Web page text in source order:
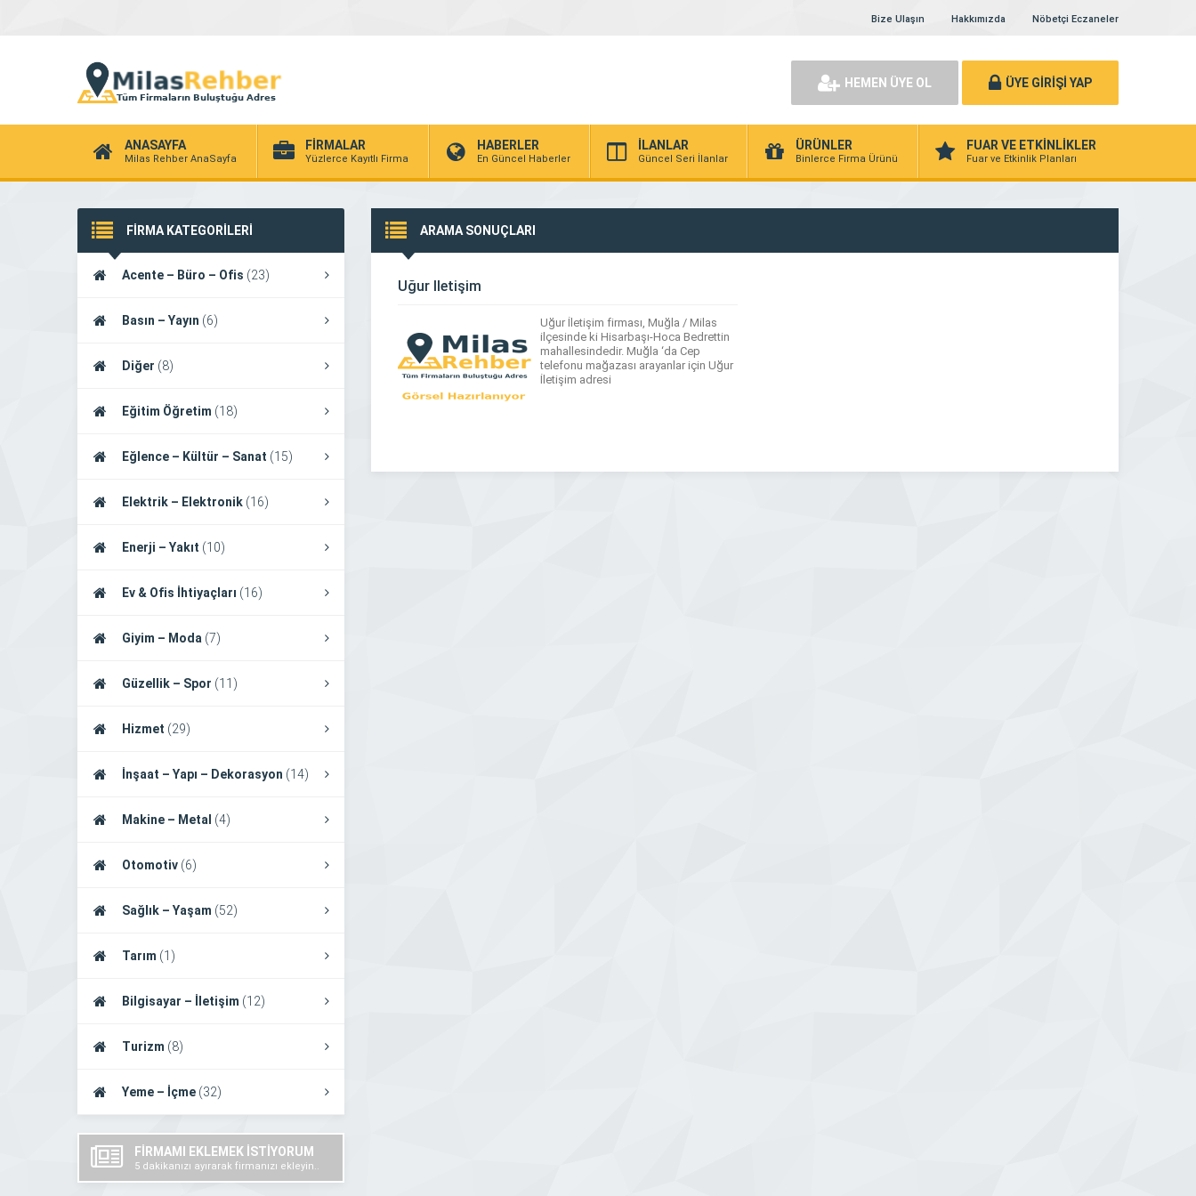
Bize Ulaşın Hakkımızda Nöbetçi Eczaneler
HEMEN ÜYE OL ÜYE GİRİŞİ YAP
ANASAYFA
Milas Rehber AnaSayfa
FİRMALAR
Yüzlerce Kayıtlı Firma
HABERLER
En Güncel Haberler
İLANLAR
Güncel Seri İlanlar
ÜRÜNLER
Binlerce Firma Ürünü
FUAR VE ETKİNLİKLER
Fuar ve Etkinlik Planları
FİRMA KATEGORİLERİ
Acente – Büro – Ofis (23)
Basın – Yayın (6)
Diğer (8)
Eğitim Öğretim (18)
Eğlence – Kültür – Sanat (15)
Elektrik – Elektronik (16)
Enerji – Yakıt (10)
Ev & Ofis İhtiyaçları (16)
Giyim – Moda (7)
Güzellik – Spor (11)
Hizmet (29)
İnşaat – Yapı – Dekorasyon (14)
Makine – Metal (4)
Otomotiv (6)
Sağlık – Yaşam (52)
Tarım (1)
Bilgisayar – İletişim (12)
Turizm (8)
Yeme – İçme (32)
FİRMAMI EKLEMEK İSTİYORUM
5 dakikanızı ayırarak firmanızı ekleyin..
ARAMA SONUÇLARI
Uğur İletişim
Uğur İletişim firması, Muğla / Milas
ilçesinde ki Hisarbaşı-Hoca Bedrettin
mahallesindedir. Muğla ‘da Cep
telefonu mağazası arayanlar için Uğur
İletişim adresi